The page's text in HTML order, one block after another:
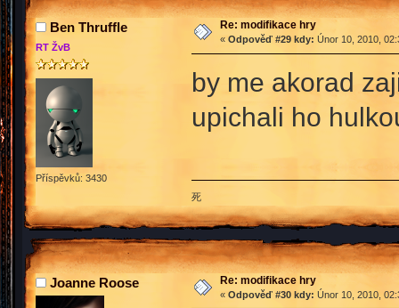
Ben Thruffle
RT ŽvB
Příspěvků: 3430
Re: modifikace hry
« Odpověď #29 kdy: Únor 10, 2010,
by me akorad
upichali ho
死
Joanne Roose Re: modifikace hry
« Odpověď #30 kdy: Únor 10, 2010,